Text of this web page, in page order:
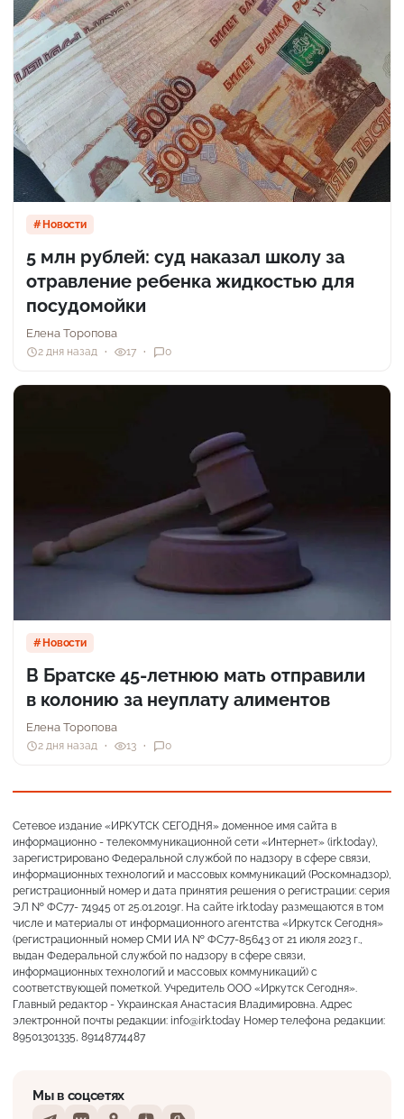
Новости
5 млн рублей: суд наказал школу за
отравление ребенка жидкостью для
посудомойки
Елена Торопова
2 дня назад 17 0
Новости
В Братске 45-летнюю мать отправили
в колонию за неуплату алиментов
Елена Торопова
2 дня назад 13 0
Сетевое издание «ИРКУТСК СЕГОДНЯ» доменное имя сайта в
информационно - телекоммуникационной сети «Интернет» (irk.today),
зарегистрировано Федеральной службой по надзору в сфере связи,
информационных технологий и массовых коммуникаций (Роскомнадзор),
регистрационный номер и дата принятия решения о регистрации: серия
ЭЛ № ФС77- 74945 от 25.01.2019г. На сайте irk.today размещаются в том
числе и материалы от информационного агентства «Иркутск Сегодня»
(регистрационный номер СМИ ИА № ФС77-85643 от 21 июля 2023 г.,
выдан Федеральной службой по надзору в сфере связи,
информационных технологий и массовых коммуникаций) с
соответствующей пометкой. Учредитель ООО «Иркутск Сегодня».
Главный редактор - Украинская Анастасия Владимировна. Адрес
электронной почты редакции: info@irk.today Номер телефона редакции:
89501301335, 89148774487
Мы в соцсетях